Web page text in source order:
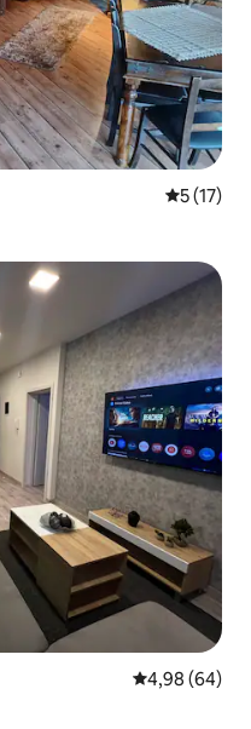
5 (17)
Gemiddelde
4,98 (64)